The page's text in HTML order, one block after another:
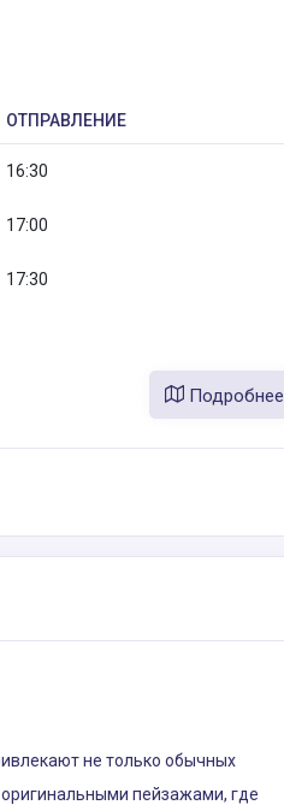
ОТПРАВЛЕНИЕ
16:30
17:00
17:30
Подробнее
не только обычных
пейзажами, где